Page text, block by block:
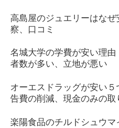
高島屋のジュエリーはな
察、口コミ
名城大学の学費が安い理
者数が多い、立地が悪い
オーエスドラッグが安い
告費の削減、現金のみの取
楽陽食品のチルドシュウ